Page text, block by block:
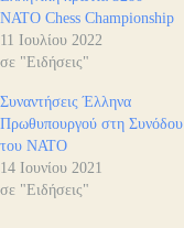
ΝΑΤΟ Chess Championship
11 Ιουλίου 2022
σε "Ειδήσεις"
Συναντήσεις Έλληνα
Πρωθυπουργού στη Συνόδου
του ΝΑΤΟ
14 Ιουνίου 2021
σε "Ειδήσεις"